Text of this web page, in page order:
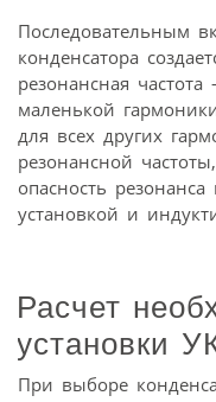
Последовательным
конденсатора
резонансная
маленькой
для всех других
резонансной
опасность
установкой и
Расчет
установки
При выборе